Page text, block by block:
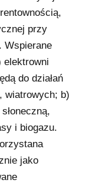
przy
Wspierane
elektrowni
do działań
wiatrowych; b)
i biogazu.
jako